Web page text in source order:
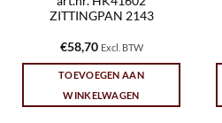
ZITTINGPAN 2143
€58,70 Excl. BTW
TOEVOEGEN AAN
WINKELWAGEN